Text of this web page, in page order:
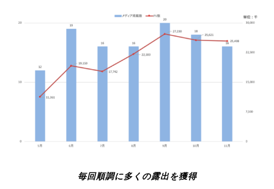
毎回順調に多くの露出を獲得